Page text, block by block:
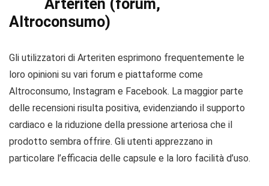
Arteriten (forum,
Altroconsumo)
Gli utilizzatori di Arteriten esprimono frequentemente le
loro opinioni su vari forum e piattaforme come
Altroconsumo, Instagram e Facebook. La maggior parte
delle recensioni risulta positiva, evidenziando il supporto
cardiaco e la riduzione della pressione arteriosa che il
prodotto sembra offrire. Gli utenti apprezzano in
particolare l’efficacia delle capsule e la loro facilità d’uso.